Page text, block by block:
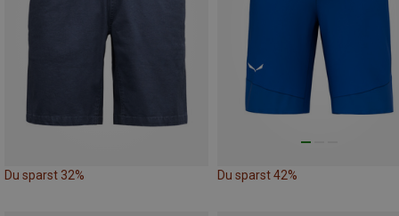
Du sparst 32% Du sparst 42%